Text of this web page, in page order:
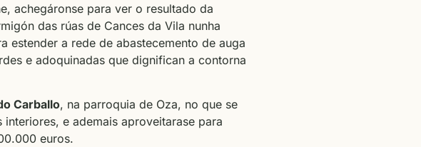
achegáronse para ver o resultado da
das rúas de Cances da Vila nunha
a rede de abastecemento de auga
e adoquinadas que dignifican a contorna
Carballo, na parroquia de Oza, no que se
e ademais aproveitarase para
euros.